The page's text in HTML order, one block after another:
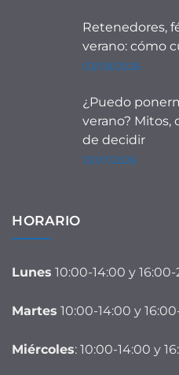
Retenedores,
verano: cómo
03/08/2026
¿Puedo
verano? Mitos,
de decidir
13/07/2026
HORARIO
Lunes 10:00-14:00 y 16:00-
Martes 10:00-14:00 y
Miércoles: 10:00-14:00 y